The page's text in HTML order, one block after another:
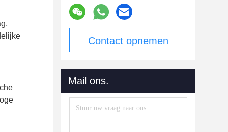
Contact opnemen
Mail ons.